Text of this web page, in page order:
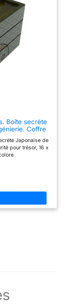
Boîte secrète
Coffre
Japonaise de
pour trésor, 16 x